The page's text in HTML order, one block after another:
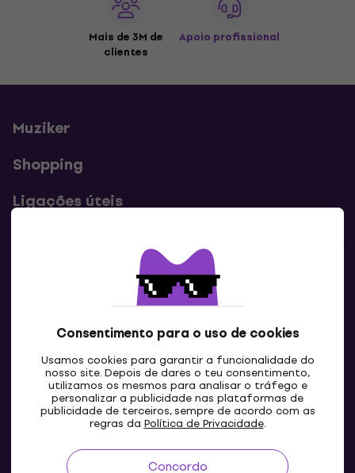
Consentimento para o uso de cookies
Usamos cookies para garantir a funcionalidade do
nosso site. Depois de dares o teu consentimento,
utilizamos os mesmos para analisar o tráfego e
personalizar a publicidade nas plataformas de
publicidade de terceiros, sempre de acordo com as
regras da Política de Privacidade.
Concordo
Mais de 3M de
clientes
Apoio profissional
Muziker
Shopping
Ligações úteis
Contatos
Contacta-nos
PT